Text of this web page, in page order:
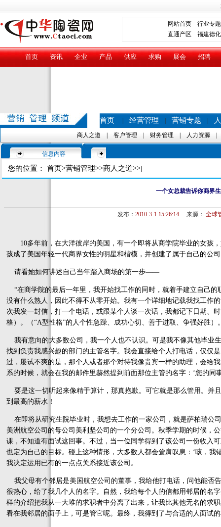
网站首页
行业专题
直通产区 福建德化
首页 资讯 企业 产品 供应 求购 展会 招聘
首页 经营管理 营销专题
商人之道 客户管理 财务管理 人力资源
信息内容
您的位置： 首页>营销管理>>商人之道>>|
一个女总裁告诉你商界
发布： 2010-3-1 15:26:14来源： 全球
10多年前，在大洋彼岸的美国，有一个即将从商学院毕业的女孩
孩成了美国年轻一代商界女性的明星和楷模，并创建了属于自己的公
请看她如何讲述自己当年踏入商场的第一步——
“在商学院的最后一年里，我开始找工作的同时，就着手建立自己
没有什么熟人，因此不得不从零开始。我有一个详细地记载我找工作
次我发一封信，打一个电话，或跟某个人谈一次话，我都记下日期、
格）。（“A型性格”的人个性急躁、成功心切、善于进取、争强好胜）
我有意向的大多数公司，我一个人也不认识。可是我不像其他毕业
找到负责我感兴趣的部门的主管名字。我会直接给个人打电话，仅仅
过，屡试不爽的是，那个人或者那个对待我像贵宾一样的助理，会给
系的时候，就会在我的邮件里赫然提到前面那位主管的名字：‘您的同
要是这一切听起来像精于算计，那真抱歉。可它就是那么管用。并
到最高的薪水！
在即将从研究生院毕业时，我想去工作的一家公司，就是萨柏瑞公
美洲航空公司的母公司美利坚公司的一个分公司。秋季学期的时候，
课，不知道有面试这回事。不过，当一位同学得到了该公司一份收入
也定为自己的目标。碰上这种情形，大多数人都会耸肩叹息：‘咳，
我决定运用已有的一点点关系接近该公司。
我父母有个邻居是美国航空公司的董事，我给他打电话，问他能否
很热心，给了我几个人的名字。自然，我给每个人的信都用邻居的
样的介绍把我从一大堆的求职者中分离了出来，让我比其他无名的求
看在我邻居的面子上，可是管它呢。最终，我得到了与合适的人面试